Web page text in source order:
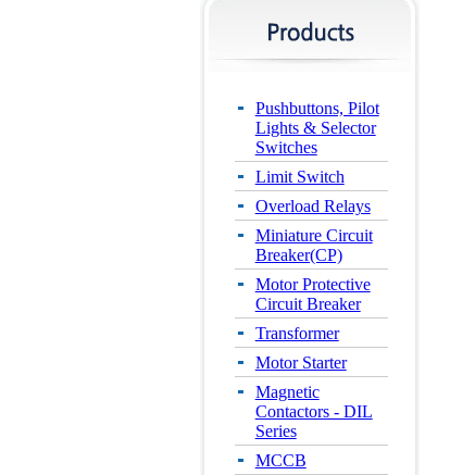
Pushbuttons, Pilot
Lights & Selector
Switches
Limit Switch
Overload Relays
Miniature Circuit
Breaker(CP)
Motor Protective
Circuit Breaker
Transformer
Motor Starter
Magnetic
Contactors - DIL
Series
MCCB